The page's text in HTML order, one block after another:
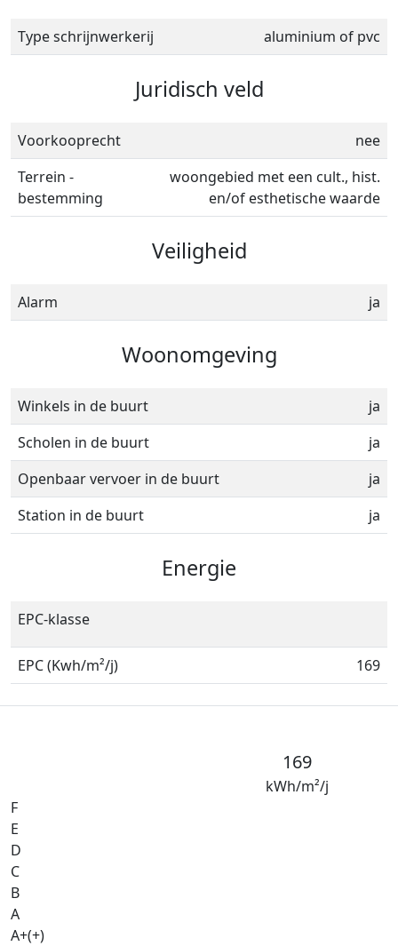
Type schrijnwerkerij aluminium of pvc
Juridisch veld
Voorkooprecht
nee
Terrein -
bestemming
woongebied met een cult., hist.
en/of esthetische waarde
Veiligheid
Alarm ja
Woonomgeving
Winkels in de buurt
ja
Scholen in de buurt
ja
Openbaar vervoer in de buurt
ja
Station in de buurt
ja
Energie
EPC-klasse
EPC (Kwh/m²/j) 169
169
kWh/m²/j
F
E
D
C
B
A
A+(+)